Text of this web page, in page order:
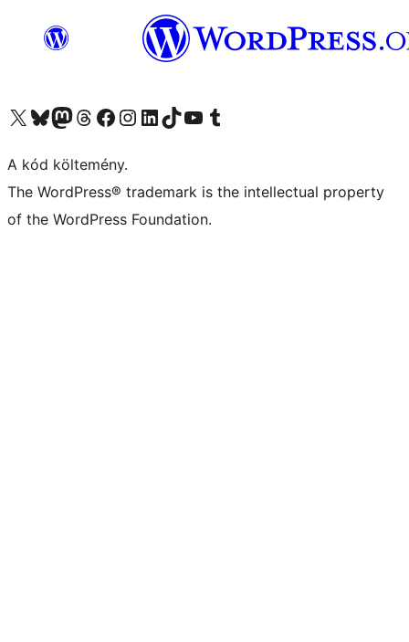
Visit our X (formerly Twitter) account
Visit our Bluesky account
Twitter csatornánk
Visit our Threads account
Facebook oldalunk megtekintése
Visit our Instagram account
Visit our LinkedIn account
Visit our TikTok account
Visit our YouTube channel
Visit our Tumblr account
A kód költemény.
The WordPress® trademark is the intellectual property
of the WordPress Foundation.